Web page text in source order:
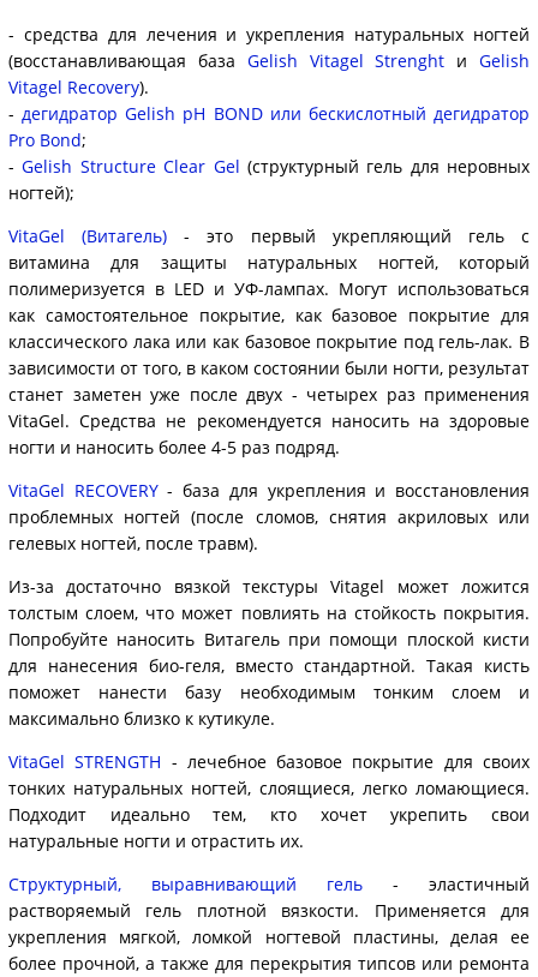
- средства для лечения и укрепления натуральных ногтей
(восстанавливающая база Gelish Vitagel Strenght иGelish
Vitagel Recovery).
-дегидратор Gelish pH BOND или бескислотный дегидратор
Pro Bond;
-Gelish Structure Clear Gel (структурный гель для неровных
ногтей);
VitaGel (Витагель) - это первый укрепляющий гель с
витамина для защиты натуральных ногтей, который
полимеризуется в LED и УФ-лампах. Могут использоваться
как самостоятельное покрытие, как базовое покрытие для
классического лака или как базовое покрытие под гель-лак. В
зависимости от того, в каком состоянии были ногти, результат
станет заметен уже после двух - четырех раз применения
VitaGel. Средства не рекомендуется наносить на здоровые
ногти и наносить более 4-5 раз подряд.
VitaGel RECOVERY- база для укрепления и восстановления
проблемных ногтей (после сломов, снятия акриловых или
гелевых ногтей, после травм).
Из-за достаточно вязкой текстуры Vitagel может ложится
толстым слоем, что может повлиять на стойкость покрытия.
Попробуйте наносить Витагель при помощи плоской кисти
для нанесения био-геля, вместо стандартной. Такая кисть
поможет нанести базу необходимым тонким слоем и
максимально близко к кутикуле.
VitaGel STRENGTH - лечебное базовое покрытие для своих
тонких натуральных ногтей, слоящиеся, легко ломающиеся.
Подходит идеально тем, кто хочет укрепить свои
натуральные ногти и отрастить их.
Структурный, выравнивающий гель - эластичный
растворяемый гель плотной вязкости. Применяется для
укрепления мягкой, ломкой ногтевой пластины, делая ее
более прочной, а также для перекрытия типсов или ремонта